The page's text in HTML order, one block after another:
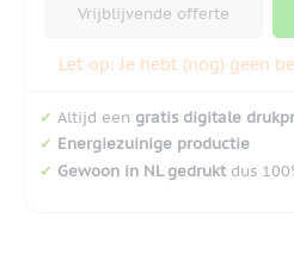
Vrijblijvende offerte
Let op: Je hebt (nog) geen
✔ Altijd een gratis digitale
✔ Energiezuinige productie
✔ Gewoon in NL gedruktdus